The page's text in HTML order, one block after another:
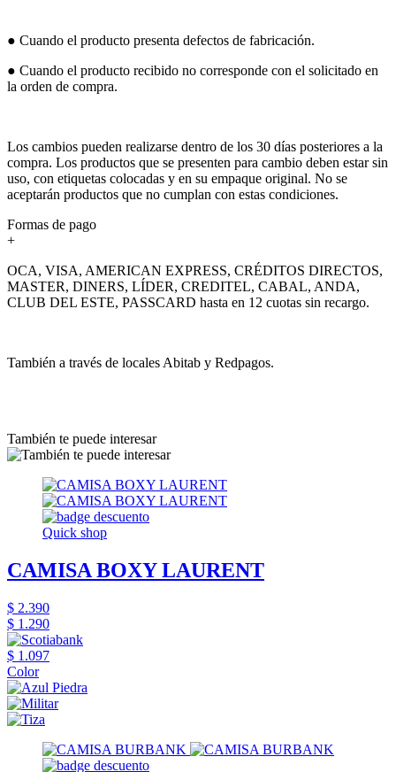
● Cuando el producto presenta defectos de fabricación.
● Cuando el producto recibido no corresponde con el solicitado en
la orden de compra.
Los cambios pueden realizarse dentro de los 30 días posteriores a la
compra. Los productos que se presenten para cambio deben estar sin
uso, con etiquetas colocadas y en su empaque original. No se
aceptarán productos que no cumplan con estas condiciones.
Formas de pago
+
OCA, VISA, AMERICAN EXPRESS, CRÉDITOS DIRECTOS,
MASTER, DINERS, LÍDER, CREDITEL, CABAL, ANDA,
CLUB DEL ESTE, PASSCARD hasta en 12 cuotas sin recargo.
También a través de locales Abitab y Redpagos.
También te puede interesar
Quick shop
CAMISA BOXY LAURENT
$ 2.390
$ 1.290
$ 1.097
Color